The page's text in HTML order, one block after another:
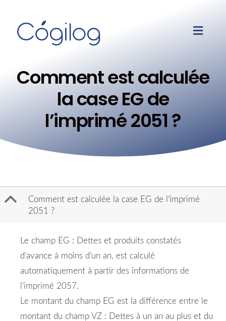
Comment est calculée
la case EG de
l’imprimé 2051 ?
B
Comment est calculée la case EG de l’imprimé
2051 ?
Le champ EG : Dettes et produits constatés
d’avance à moins d’un an, est calculé
automatiquement à partir des informations de
l’imprimé 2057.
Le montant du champ EG est la différence entre le
montant du champ VZ : Dettes à un an au plus et du